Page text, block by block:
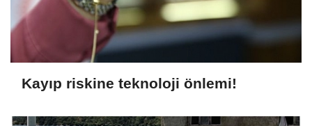
Kayıp riskine teknoloji önlemi!